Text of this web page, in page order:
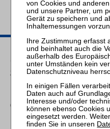
Passende
24.09.2026
Praktiker-Webinar Das
09.03.2027
Praktiker-Webinar Das